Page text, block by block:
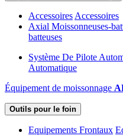
Accessoires Accessoires
Axial Moissonneuses-
batteuses
Système De Pilote
Automatique
Équipement de moissonnage
Outils pour le foin
Equipements Frontaux